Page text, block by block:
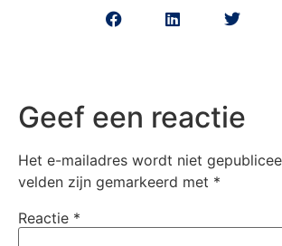
Geef een reactie
Het e-mailadres wordt niet
velden zijn gemarkeerd met *
Reactie *